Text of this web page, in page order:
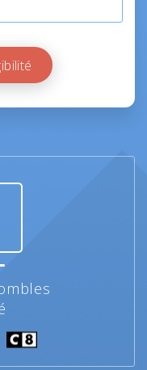
éligibilité